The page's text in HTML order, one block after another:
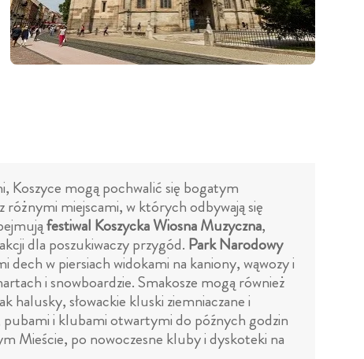
Koszyce mogą pochwalić się bogatym
miejscami, w których odbywają się
festiwal Koszycka Wiosna Muzyczna,
dla poszukiwaczy przygód. Park Narodowy
dech w piersiach widokami na kaniony, wąwozy i
i snowboardzie. Smakosze mogą również
halusky, słowackie kluski ziemniaczane i
pubami i klubami otwartymi do późnych godzin
Mieście, po nowoczesne kluby i dyskoteki na